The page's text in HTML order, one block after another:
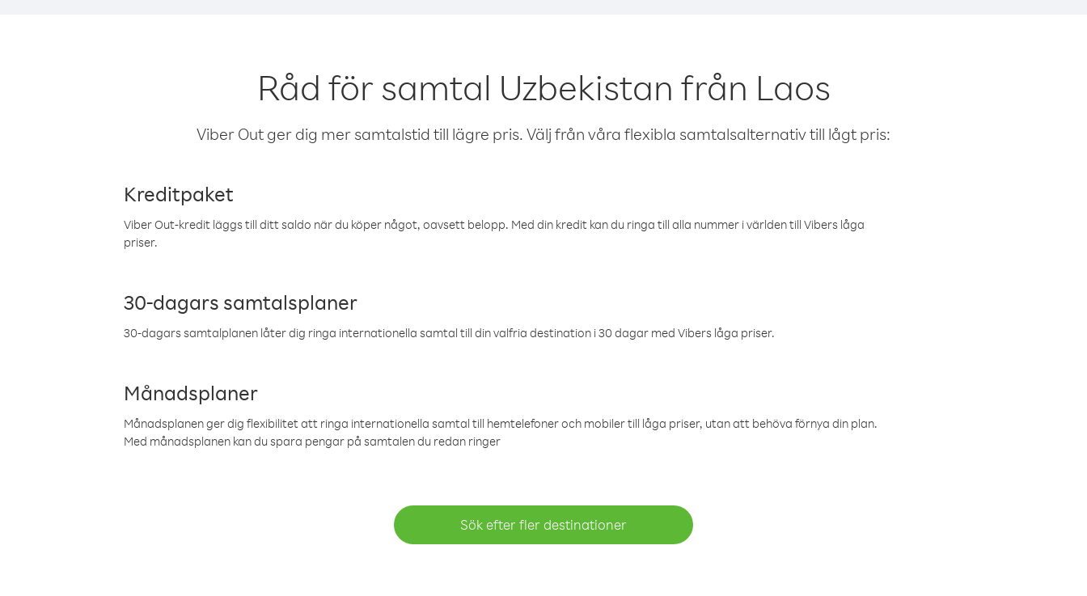
Råd för samtal Uzbekistan från Laos
Viber Out ger dig mer samtalstid till lägre pris. Välj från våra flexibla samtalsalternativ till lågt pris:
Kreditpaket
Viber Out-kredit läggs till ditt saldo när du köper något, oavsett belopp. Med din kredit kan du ringa till alla nummer i världen till Vibers låga
priser.
30-dagars samtalsplaner
30-dagars samtalplanen låter dig ringa internationella samtal till din valfria destination i 30 dagar med Vibers låga priser.
Månadsplaner
Månadsplanen ger dig flexibilitet att ringa internationella samtal till hemtelefoner och mobiler till låga priser, utan att behöva förnya din plan.
Med månadsplanen kan du spara pengar på samtalen du redan ringer
Sök efter fler destinationer